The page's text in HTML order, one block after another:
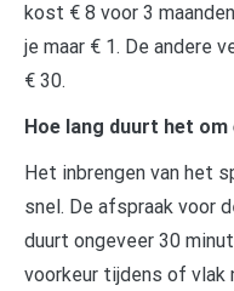
kost € 8 voor 3
je maar € 1. De andere
€ 30.
Hoe lang duurt het
Het inbrengen van het
snel. De afspraak voor
duurt ongeveer 30
voorkeur tijdens of vlak